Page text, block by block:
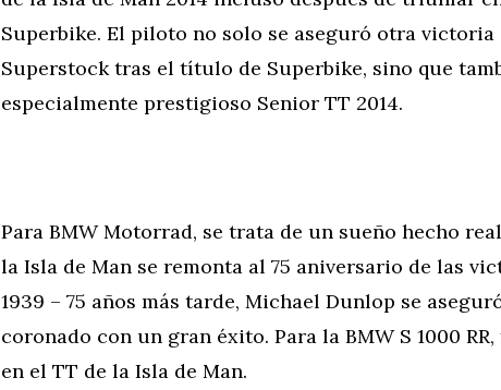
Superbike. El piloto no solo se aseguró otra
Superstock tras el título de Superbike, sino que
especialmente prestigioso Senior TT 2014.
Para BMW Motorrad, se trata de un sueño hecho
la Isla de Man se remonta al 75 aniversario de las
1939 – 75 años más tarde, Michael Dunlop se
coronado con un gran éxito. Para la BMW S 1000
en el TT de la Isla de Man.